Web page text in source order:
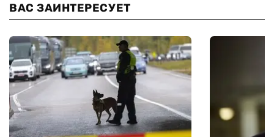
ВАС ЗАИНТЕРЕСУЕТ